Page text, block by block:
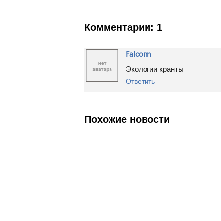
Комментарии: 1
Falconn
Экологии кранты
Ответить
Похожие новости